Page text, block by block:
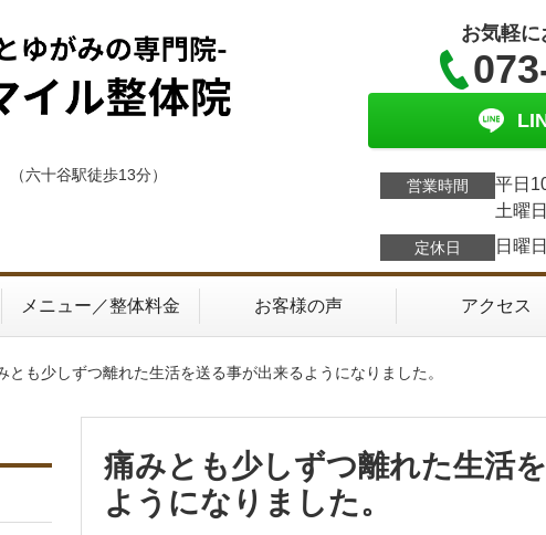
六十谷駅徒歩13分）
お気軽
営業時間
平日
土曜
定休日 日曜
メニュー／整体料金 お客様の声 アクセス
とも少しずつ離れた生活を送る事が出来るようになりました。
痛みとも少しずつ離れた生活
ようになりました。